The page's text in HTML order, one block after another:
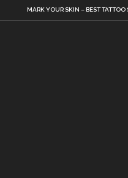
MARK YOUR SKIN – BEST TATTOO